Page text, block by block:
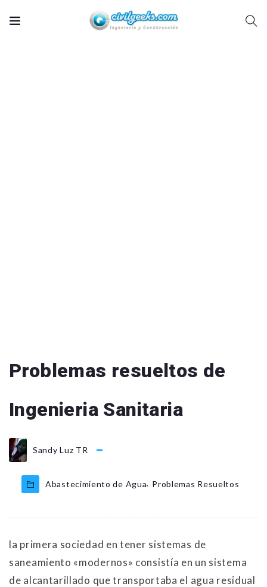
Problemas resueltos de
Ingenieria Sanitaria
Sandy Luz TR
Abastecimiento de Agua, Problemas Resueltos
la primera sociedad en tener sistemas de
saneamiento «modernos» consistía en un sistema
de alcantarillado que transportaba el agua residual